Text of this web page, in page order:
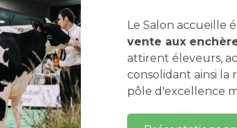
Le Salon accueille
vente aux
attirent éleveurs,
consolidant ainsi la
pôle d'excellence